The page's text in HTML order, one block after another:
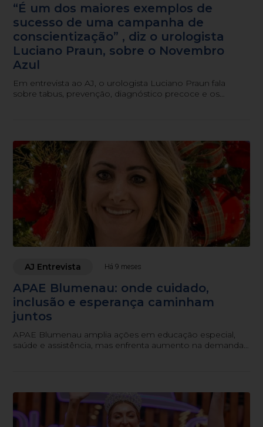
“É um dos maiores exemplos de
sucesso de uma campanha de
conscientização” , diz o urologista
Luciano Praun, sobre o Novembro
Azul
Em entrevista ao AJ, o urologista Luciano Praun fala
sobre tabus, prevenção, diagnóstico precoce e os
AJ Entrevista Há 9 meses
APAE Blumenau: onde cuidado,
inclusão e esperança caminham
juntos
APAE Blumenau amplia ações em educação especial,
saúde e assistência, mas enfrenta aumento na demanda